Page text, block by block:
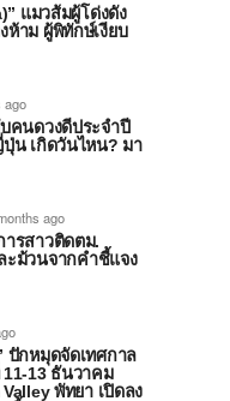
แมวส้มผู้โด่งดัง
ห้าม ผู้พิทักษ์เงียบ
ago
คนดวงดีประจำปี
น เกิดวันไหน? มา
ago
ารสาวติดตม.
ะม้วนจากคำชี้แจง
ปักหมุดจัดเทศกาล
13 ธันวาคม
พัทยา เปิดลง